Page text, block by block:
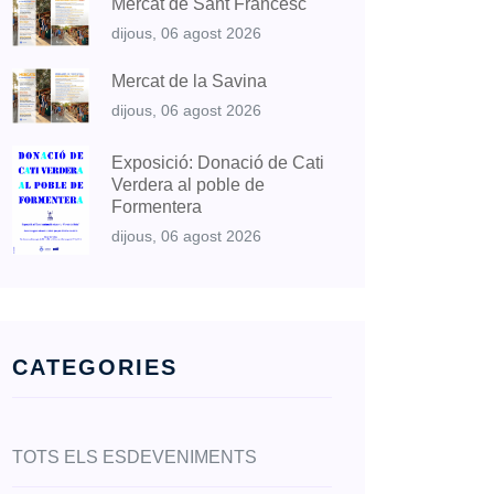
Mercat de Sant Francesc
dijous, 06 agost 2026
Mercat de la Savina
dijous, 06 agost 2026
Exposició: Donació de Cati
Verdera al poble de
Formentera
dijous, 06 agost 2026
CATEGORIES
TOTS ELS ESDEVENIMENTS